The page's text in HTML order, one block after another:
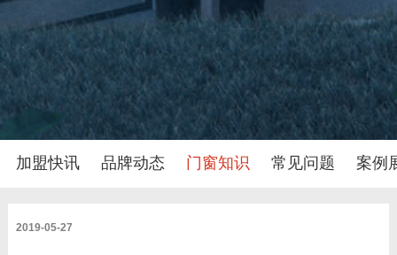
加盟快讯 品牌动态 门窗知识 常见问题 案例
2019-05-27